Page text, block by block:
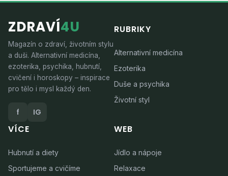
ZDRAVÍ4U
Magazín o zdraví, životním stylu
a duši. Alternativní medicína,
ezoterika, psychika, hubnutí,
cvičení i horoskopy – inspirace
pro tělo i mysl každý den.
f IG
RUBRIKY
Alternativní medicína
Ezoterika
Duše a psychika
Životní styl
VÍCE
Hubnutí a diety
Sportujeme a cvičíme
WEB
Jídlo a nápoje
Relaxace